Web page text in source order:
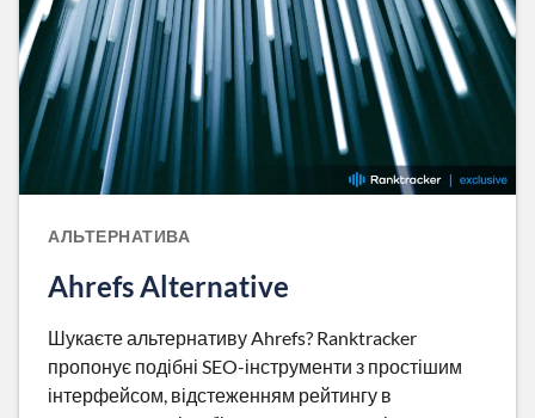
АЛЬТЕРНАТИВА
Ahrefs Alternative
Шукаєте альтернативу Ahrefs? Ranktracker
пропонує подібні SEO-інструменти з простішим
інтерфейсом, відстеженням рейтингу в